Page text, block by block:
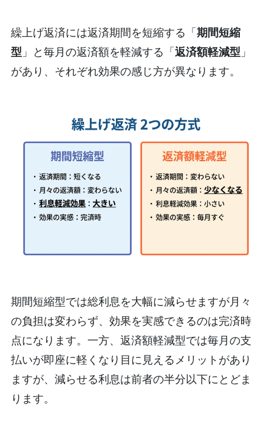
繰上げ返済には返済期間を短縮する「期間短縮
型 」と毎月の返済額を軽減する「返済額軽減型 」
があり、それぞれ効果の感じ方が異なります。
期間短縮型では総利息を大幅に減らせますが月々
の負担は変わらず、効果を実感できるのは完済時
点になります。一方、返済額軽減型では毎月の支
払いが即座に軽くなり目に見えるメリットがあり
ますが、減らせる利息は前者の半分以下にとどま
ります。